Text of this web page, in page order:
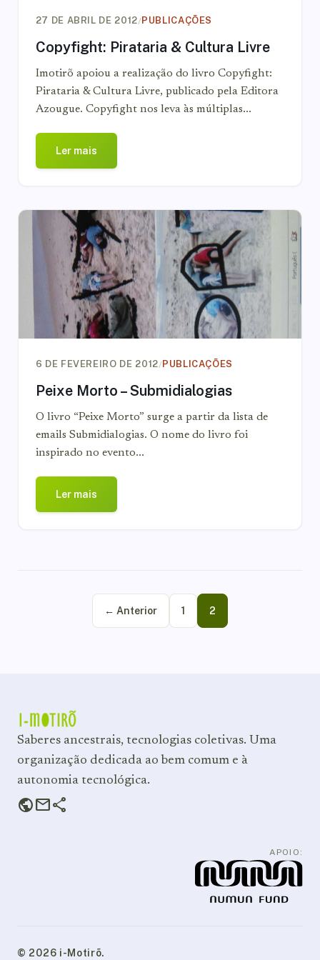
27 DE ABRIL DE 2012/PUBLICAÇÕES
Copyfight: Pirataria & Cultura Livre
Imotirõ apoiou a realização do livro Copyfight:
Pirataria & Cultura Livre, publicado pela Editora
Azougue. Copyfight nos leva às múltiplas...
Ler mais
6 DE FEVEREIRO DE 2012/PUBLICAÇÕES
Peixe Morto – Submidialogias
O livro “Peixe Morto” surge a partir da lista de
emails Submidialogias. O nome do livro foi
inspirado no evento...
Ler mais
← Anterior 1 2
Saberes ancestrais, tecnologias coletivas. Uma
organização dedicada ao bem comum e à
autonomia tecnológica.
publicmailshare
APOIO:
© 2026 i-Motirõ.